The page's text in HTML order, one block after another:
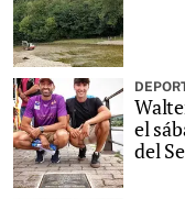
el
del